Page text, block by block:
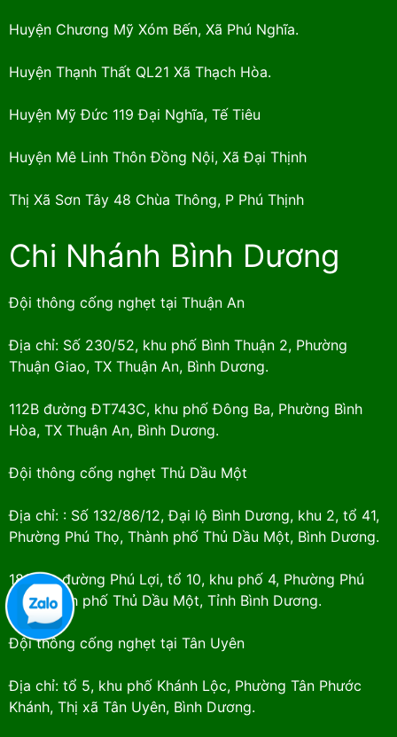
Huyện Chương Mỹ Xóm Bến, Xã Phú Nghĩa.
Huyện Thạnh Thất QL21 Xã Thạch Hòa.
Huyện Mỹ Đức 119 Đại Nghĩa, Tế Tiêu
Huyện Mê Linh Thôn Đồng Nội, Xã Đại Thịnh
Thị Xã Sơn Tây 48 Chùa Thông, P Phú Thịnh
Chi Nhánh Bình Dương
Đội thông cống nghẹt tại Thuận An
Địa chỉ: Số 230/52, khu phố Bình Thuận 2, Phường
Thuận Giao, TX Thuận An, Bình Dương.
112B đường ĐT743C, khu phố Đông Ba, Phường Bình
Hòa, TX Thuận An, Bình Dương.
Đội thông cống nghẹt Thủ Dầu Một
Địa chỉ: : Số 132/86/12, Đại lộ Bình Dương, khu 2, tổ 41,
Phường Phú Thọ, Thành phố Thủ Dầu Một, Bình Dương.
181/2A, đường Phú Lợi, tổ 10, khu phố 4, Phường Phú
Lợi, Thành phố Thủ Dầu Một, Tỉnh Bình Dương.
Đội thông cống nghẹt tại Tân Uyên
Địa chỉ: tổ 5, khu phố Khánh Lộc, Phường Tân Phước
Khánh, Thị xã Tân Uyên, Bình Dương.